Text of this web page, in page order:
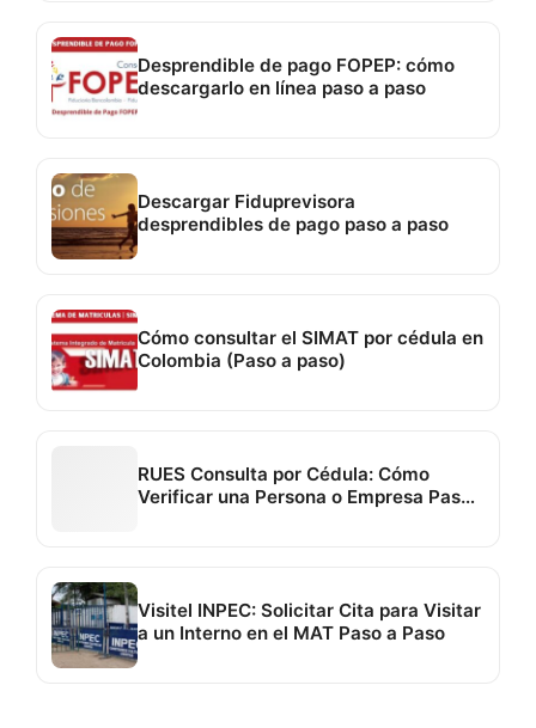
Desprendible de pago FOPEP: cómo
descargarlo en línea paso a paso
Descargar Fiduprevisora
desprendibles de pago paso a paso
Cómo consultar el SIMAT por cédula en
Colombia (Paso a paso)
RUES Consulta por Cédula: Cómo
Verificar una Persona o Empresa Paso
Visitel INPEC: Solicitar Cita para Visitar
a un Interno en el MAT Paso a Paso